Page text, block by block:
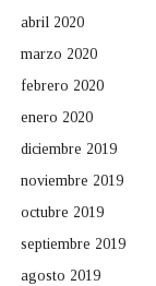
abril 2020
marzo 2020
febrero 2020
enero 2020
diciembre 2019
noviembre 2019
octubre 2019
septiembre 2019
agosto 2019